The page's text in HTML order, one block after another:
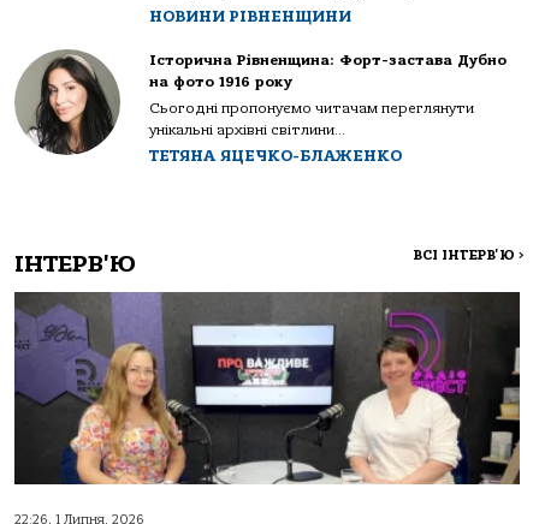
НОВИНИ РІВНЕНЩИНИ
Історична Рівненщина: Форт-застава Дубно
на фото 1916 року
Сьогодні пропонуємо читачам переглянути
унікальні архівні світлини...
ТЕТЯНА ЯЦЕЧКО-БЛАЖЕНКО
ІНТЕРВ'Ю ВСІ ІНТЕРВ'Ю >
22:26, 1 Липня, 2026